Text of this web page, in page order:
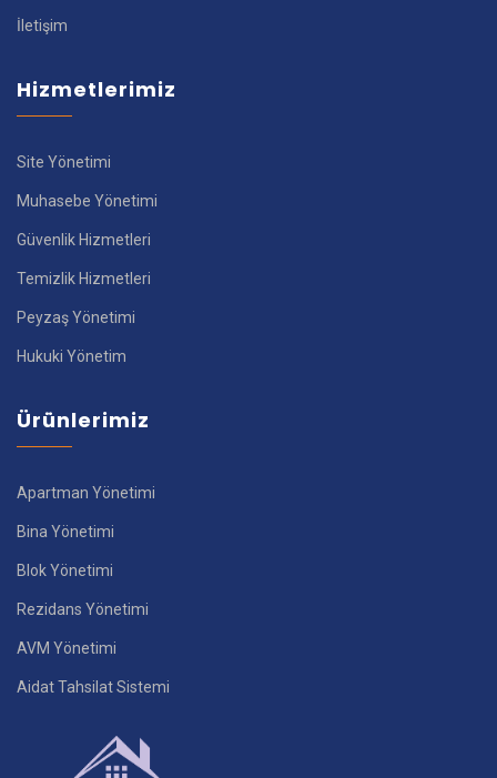
İletişim
Hizmetlerimiz
Site Yönetimi
Muhasebe Yönetimi
Güvenlik Hizmetleri
Temizlik Hizmetleri
Peyzaş Yönetimi
Hukuki Yönetim
Ürünlerimiz
Apartman Yönetimi
Bina Yönetimi
Blok Yönetimi
Rezidans Yönetimi
AVM Yönetimi
Aidat Tahsilat Sistemi